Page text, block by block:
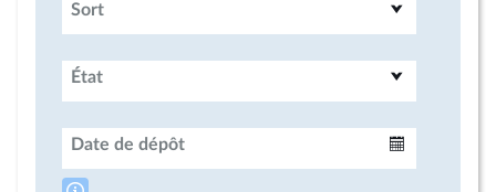
Sort
État
Date de dépôt